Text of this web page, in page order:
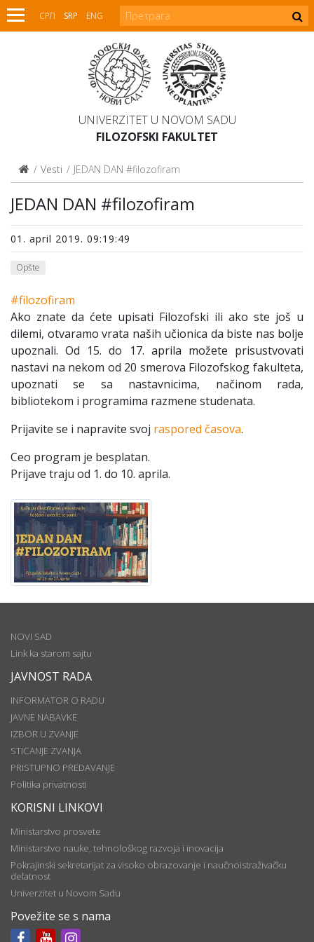
СРП SRP ENG
UNIVERZITET U NOVOM SADU
FILOZOFSKI FAKULTET
Vesti JEDAN DAN #filozofiram
JEDAN DAN #filozofiram
01. april 2019. 09:19:49
Opšte
#filozofiram
Ako znate da ćete upisati Filozofski ili ako ste još u
dilemi, otvaramo vrata naših učionica da biste nas bolje
upoznali. Od 15. do 17. aprila možete prisustvovati
nastavi na nekom od 20 smerova Filozofskog fakulteta,
upoznati se sa nastavnicima, načinom rada,
bibliotekom i programima razmene studenata.
Prijavite se i napravite svoj raspored časova.
Ceo program je besplatan.
Prijave traju od 1. do 10. aprila.
NOVI SAD
Link ka starom sajtu
JAVNOST RADA
INFORMATOR O RADU
JAVNE NABAVKE
IZBOR U ZVANJE
STICANJE ZVANJA
PRISTUPNO PREDAVANJE
Politika privatnosti
KORISNI LINKOVI
Ministarstvo prosvete
Ministarstvo nauke, tehnološkog razvoja i inovacija
Pokrajinski sekretarijat za visoko obrazovanje i naučnoistraživačku
delatnost
Univerzitet u Novom Sadu
Povežite se s nama